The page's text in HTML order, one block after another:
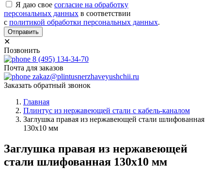
Я даю свое согласие на обработку
персональных данных в соответствии
с политикой обработки персональных данных.
Отправить
✕
Позвонить
8 (495) 134-34-70
Почта для заказов
zakaz@plintusnerzhaveyushchii.ru
Заказать обратный звонок
Главная
Плинтус из нержавеющей стали с кабель-каналом
Заглушка правая из нержавеющей стали шлифованная
130х10 мм
Заглушка правая из нержавеющей
стали шлифованная 130х10 мм